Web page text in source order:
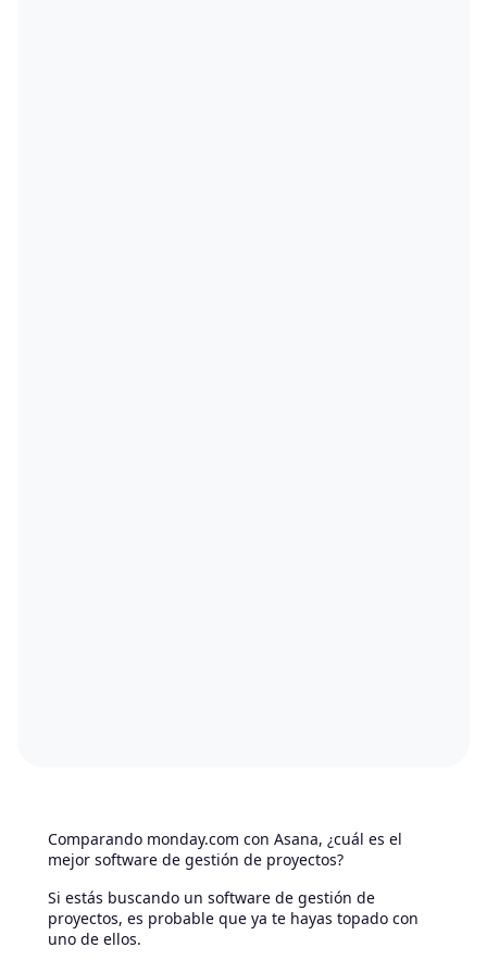
Comparando monday.com con Asana, ¿cuál es el
mejor software de gestión de proyectos?
Si estás buscando un software de gestión de
proyectos, es probable que ya te hayas topado con
uno de ellos.